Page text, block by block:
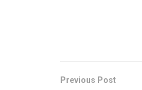
Previous Post